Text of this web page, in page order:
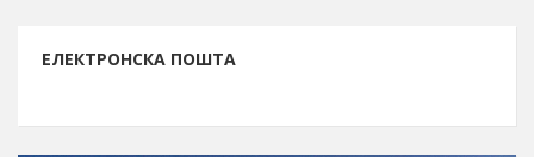
ЕЛЕКТРОНСКА ПОШТА